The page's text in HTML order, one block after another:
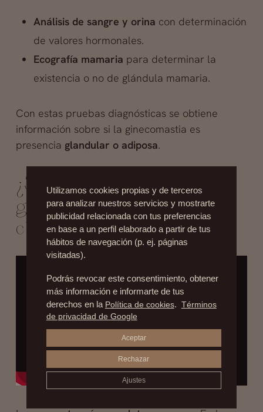
Análisis de sangre y orina con determinación
de valores hormonales.
Ecografía mamaria para determinar la
existencia o no de glándula mamaria.
Con estas pruebas diagnósticas se obtiene
información sobre si la ginecomastia es
presencia glandular o adiposa.
¿Se puede eliminar la
ginecomastia en hombres sin
cirugía?
Utilizamos cookies propias y de terceros
para analizar nuestros servicios y mostrarte
publicidad relacionada con tus preferencias
en base a un perfil elaborado a partir de tus
hábitos de navegación (p. ej. páginas
visitadas).
Podrás revocar este consentimiento, obtener
más información e informarte de tus
derechos en la Política de cookies. Términos
de privacidad de Google
Aceptar
Rechazar
Ajustes